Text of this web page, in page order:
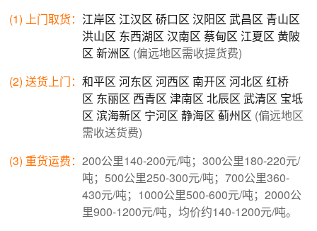
(1) 上门取货： 江岸区 江汉区 硚口区 汉阳区 武昌区 青山区
洪山区 东西湖区 汉南区 蔡甸区 江夏区 黄陂
区 新洲区 (偏远地区需收提货费)
(2) 送货上门： 和平区 河东区 河西区 南开区 河北区 红桥
区 东丽区 西青区 津南区 北辰区 武清区 宝坻
区 滨海新区 宁河区 静海区 蓟州区 (偏远地区
需收送货费)
(3) 重货运费： 200公里140-200元/吨；300公里180-220元/
吨；500公里250-300元/吨；700公里360-
430元/吨；1000公里500-600元/吨；2000公
里900-1200元/吨，均价约140-1200元/吨。